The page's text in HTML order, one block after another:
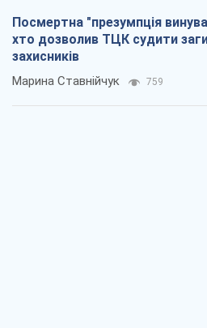
Посмертна "презумпція
хто дозволив ТЦК судити
захисників
Марина Ставнійчук 759